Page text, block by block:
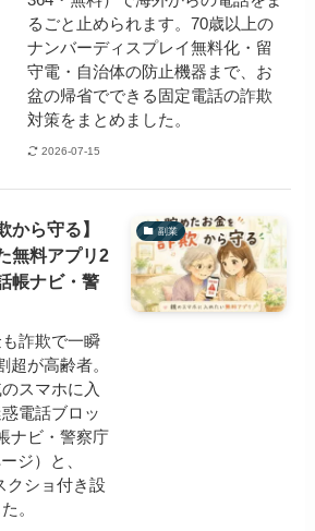
るごと止められます。70歳以上の
ナンバーディスプレイ無料化・留
守電・自治体の防止機器まで、お
盆の帰省でできる固定電話の詐欺
対策をまとめました。
2026-07-15
副業
から守る】
無料アプリ2
帳ナビ・警
詐欺で一瞬
超が高齢者。
スマホに入
電話ブロッ
ナビ・警察庁
ジ）と、
クショ付き設
。